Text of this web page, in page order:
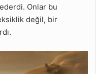
Onlar bu
değil, bir